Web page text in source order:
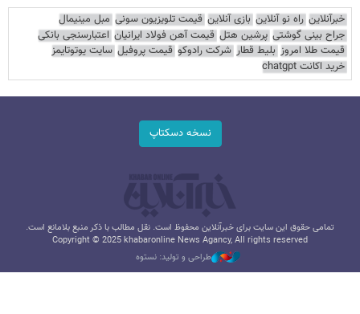
خبرآنلاین راه نو آنلاین بازی آنلاین قیمت تلویزیون سونی مبل مینیمال
جراح بینی گوشتی پرشین هتل قیمت آهن فولاد ایرانیان اعتبارسنجی بانکی
قیمت طلا امروز بلیط قطار شرکت رادوکو قیمت پروفیل سایت یوتوتایمز
خرید اکانت chatgpt
نسخه دسکتاپ
تمامی حقوق این سایت برای خبرآنلاین محفوظ است. نقل مطالب با ذکر منبع بلامانع است.
Copyright © 2025 khabaronline News Agancy, All rights reserved
طراحی و تولید: نستوه